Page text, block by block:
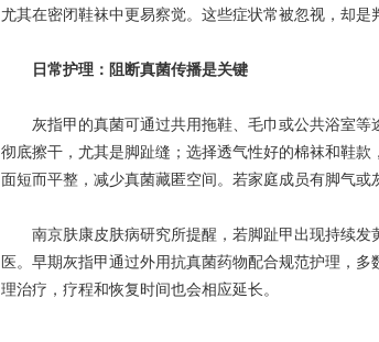
尤其在密闭鞋袜中更易察觉。这些症状常被忽视，却是
日常护理：阻断真菌传播是关键
灰指甲的真菌可通过共用拖鞋、毛巾或公共浴室等
彻底擦干，尤其是脚趾缝；选择透气性好的棉袜和鞋
面短而平整，减少真菌藏匿空间。若家庭成员有脚气或
南京肤康皮肤病研究所提醒，若脚趾甲出现持续发
医。早期灰指甲通过外用抗真菌药物配合规范护理，
理治疗，疗程和恢复时间也会相应延长。